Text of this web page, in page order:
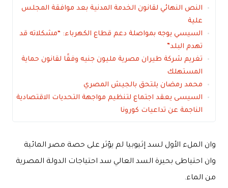
النص النهائي لقانون الخدمة المدنية بعد موافقة المجلس
علية
السيسي يوجه بمواصلة دعم قطاع الكهرباء: “مشكلاته قد
تهدم البلد”
تغريم شركة طيران مصرية مليون جنيه وفقًا لقانون حماية
المستهلك
محمد رمضان يلتحق بالجيش المصري
السيسى يعقد اجتماع لتنظيم مواجهة التحديات الاقتصادية
الناجمة عن تداعيات كورونا
وان الملء الأول لسد إثيوبيا لم يؤثر على حصة مصر المائية
وان احتياطى بحيرة السد العالي سد احتياجات الدولة المصرية
من الماء.